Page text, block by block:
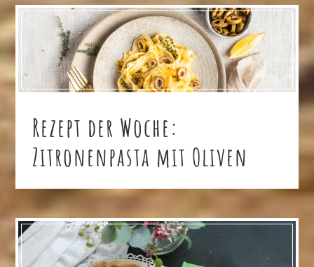
Rezept der Woche:
Zitronenpasta mit Oliven